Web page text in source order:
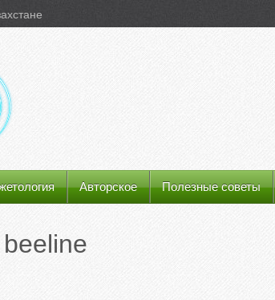
Авторское Полезные советы
beeline